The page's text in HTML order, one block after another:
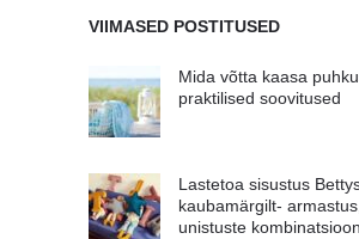
VIIMASED POSTITUSED
Mida võtta kaasa
praktilised soovitused
Lastetoa sisustus
kaubamärgilt-
unistuste kombinatsioon